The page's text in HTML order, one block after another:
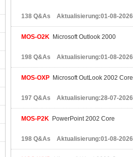
138 Q&As Aktualisierung:01-08-2026
MOS-O2K Microsoft Outlook 2000
198 Q&As Aktualisierung:01-08-2026
MOS-OXP Microsoft OutLook 2002 Core
197 Q&As Aktualisierung:28-07-2026
MOS-P2K PowerPoint 2002 Core
198 Q&As Aktualisierung:01-08-2026